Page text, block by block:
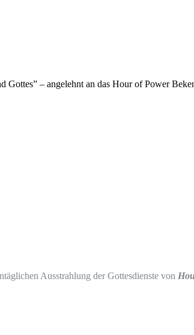
– angelehnt an das Hour of Power
Ausstrahlung der Gottesdienste von